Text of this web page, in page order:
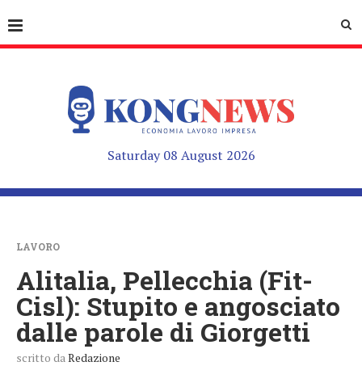
Saturday 08 August 2026
LAVORO
Alitalia, Pellecchia (Fit-
Cisl): Stupito e angosciato
dalle parole di Giorgetti
scritto da Redazione